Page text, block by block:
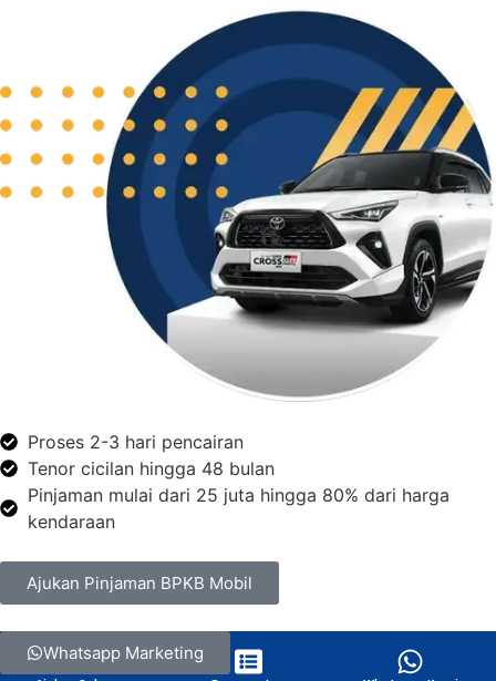
Proses 2-3 hari pencairan
Tenor cicilan hingga 48 bulan
Pinjaman mulai dari 25 juta hingga 80% dari harga
kendaraan
Ajukan Pinjaman BPKB Mobil
Whatsapp Marketing